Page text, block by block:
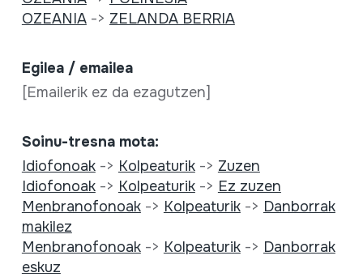
OZEANIA-> ZELANDA BERRIA
Egilea / emailea
[Emailerik ez da ezagutzen]
Soinu-tresna mota:
Idiofonoak-> Kolpeaturik-> Zuzen
Idiofonoak-> Kolpeaturik-> Ez zuzen
Menbranofonoak-> Kolpeaturik-> Danborrak
makilez
Menbranofonoak-> Kolpeaturik-> Danborrak
eskuz